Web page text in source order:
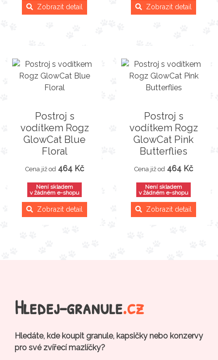
Zobrazit detail Zobrazit detail
Postroj s
vodítkem Rogz
GlowCat Blue
Floral
Cena již od 464 Kč
Není skladem
v žádném e-shopu
Zobrazit detail
Postroj s
vodítkem Rogz
GlowCat Pink
Butterflies
Cena již od 464 Kč
Není skladem
v žádném e-shopu
Zobrazit detail
Hledej-granule.cz
Hledáte, kde koupit granule, kapsičky nebo konzervy
pro své zvířecí mazlíčky?